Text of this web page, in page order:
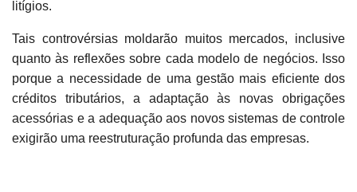
litígios.
Tais controvérsias moldarão muitos mercados, inclusive
quanto às reflexões sobre cada modelo de negócios. Isso
porque a necessidade de uma gestão mais eficiente dos
créditos tributários, a adaptação às novas obrigações
acessórias e a adequação aos novos sistemas de controle
exigirão uma reestruturação profunda das empresas.